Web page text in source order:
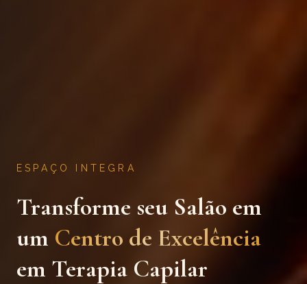
ESPAÇO INTEGRA
Transforme seu Salão em
um Centro de Excelência
em Terapia Capilar